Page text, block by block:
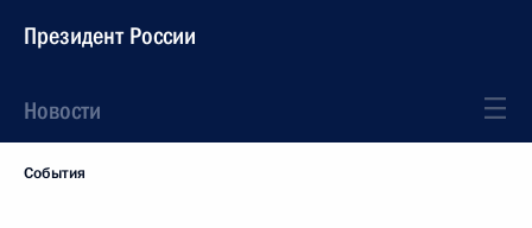
Президент России
Новости
События